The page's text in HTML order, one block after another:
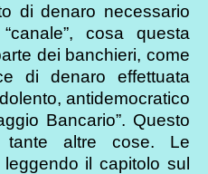
di denaro necessario
cosa questa
dei banchieri, come
di denaro effettuata
antidemocratico
Bancario”. Questo
tante altre cose. Le
il capitolo sul